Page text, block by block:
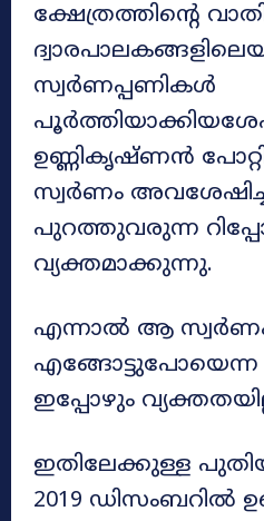
ക്ഷേത്രത്തിന്റെ
സ്വർണപ്പണികൾ
ഉണ്ണികൃഷ്ണൻ
സ്വർണം
പുറത്തുവരുന്ന
വ്യക്തമാക്കുന്നു.
എന്നാൽ ആ സ്വർണം
എങ്ങോട്ടുപോയെന്ന
ഇപ്പോഴും
ഇതിലേക്കുള്ള
2019 ഡിസംബറിൽ